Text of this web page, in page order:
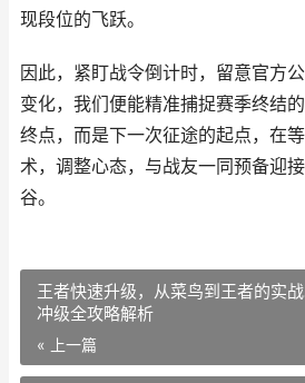
现段位的飞跃。
因此，紧盯战令倒计时，留意官方
变化，我们便能精准捕捉赛季终结
终点，而是下一次征途的起点，在
术，调整心态，与战友一同预备迎
谷。
王者快速升级，从菜鸟到王者的实
冲级全攻略解析
« 上一篇